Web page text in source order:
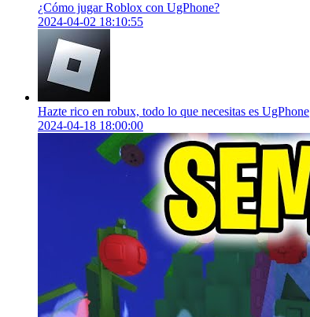
¿Cómo jugar Roblox con UgPhone?
2024-04-02 18:10:55
Hazte rico en robux, todo lo que necesitas es UgPhone
2024-04-18 18:00:00